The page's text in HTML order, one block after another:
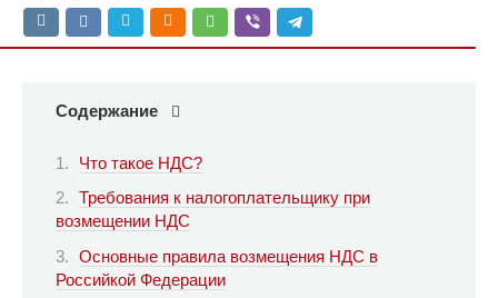
Содержание
Что такое НДС?
Требования к налогоплательщику при
возмещении НДС
Основные правила возмещения НДС в
Российкой Федерации